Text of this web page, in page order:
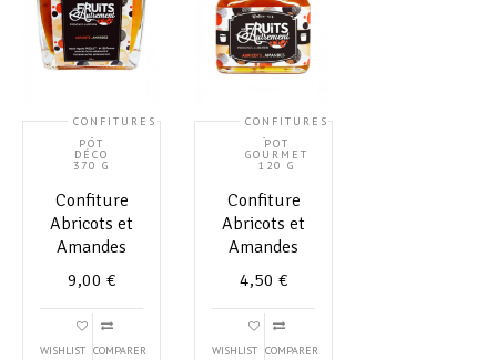
CONFITURES
,
POT
DÉCO
370 G
Confiture
Abricots et
Amandes
9,00 €
WISHLIST COMPARER
CONFITURES
,
POT
GOURMET
120 G
Confiture
Abricots et
Amandes
4,50 €
WISHLIST COMPARER